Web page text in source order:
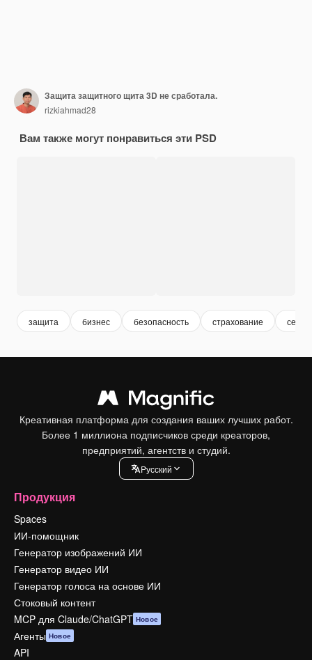
Защита защитного щита 3D не сработала.
rizkiahmad28
Вам также могут понравиться эти PSD
защита бизнес безопасность страхование сейф
Креативная платформа для создания ваших лучших работ.
Более 1 миллиона подписчиков среди креаторов,
предприятий, агентств и студий.
Pусский
Продукция
Spaces
ИИ-помощник
Генератор изображений ИИ
Генератор видео ИИ
Генератор голоса на основе ИИ
Стоковый контент
MCP для Claude/ChatGPT Новое
Агенты Новое
API